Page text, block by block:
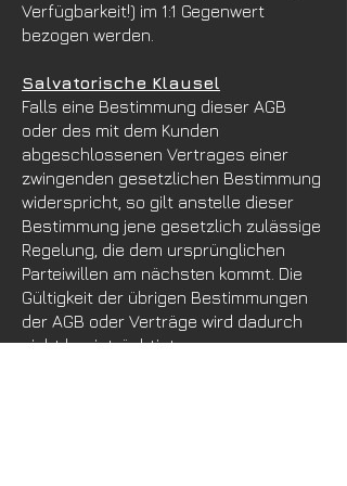
Verfügbarkeit!) im 1:1 Gegenwert
bezogen werden.
Salvatorische Klausel
Falls eine Bestimmung dieser AGB
oder des mit dem Kunden
abgeschlossenen Vertrages einer
zwingenden gesetzlichen Bestimmung
widerspricht, so gilt anstelle dieser
Bestimmung jene gesetzlich zulässige
Regelung, die dem ursprünglichen
Parteiwillen am nächsten kommt. Die
Gültigkeit der übrigen Bestimmungen
der AGB oder Verträge wird dadurch
nicht beeinträchtigt.